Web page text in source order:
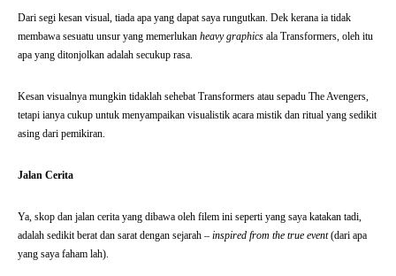
Dari segi kesan visual, tiada apa yang dapat saya rungutkan. Dek kerana ia tidak
membawa sesuatu unsur yang memerlukan heavy graphics ala Transformers, oleh itu
apa yang ditonjolkan adalah secukup rasa.
Kesan visualnya mungkin tidaklah sehebat Transformers atau sepadu The Avengers,
tetapi ianya cukup untuk menyampaikan visualistik acara mistik dan ritual yang sedikit
asing dari pemikiran.
Jalan Cerita
Ya, skop dan jalan cerita yang dibawa oleh filem ini seperti yang saya katakan tadi,
adalah sedikit berat dan sarat dengan sejarah – inspired from the true event(dari apa
yang saya faham lah).